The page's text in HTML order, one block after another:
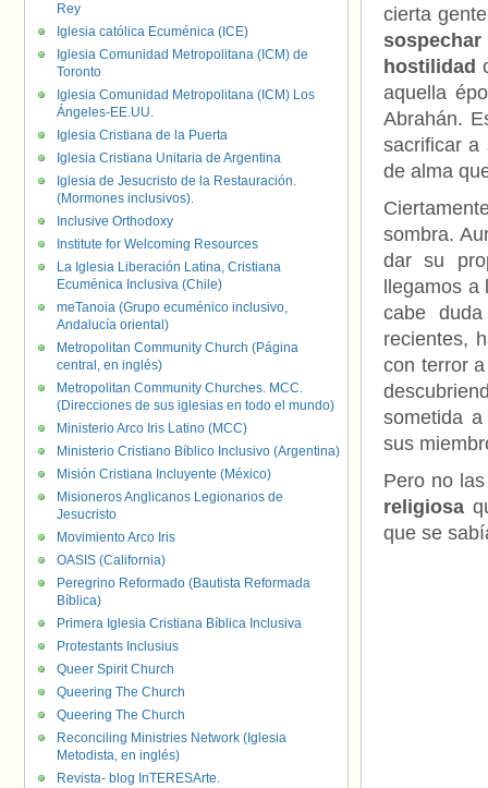
cierta
hostilidad
aquella
Abrahán.
sacrificar a
de alma
sombra.
dar su
llegamos
cabe
recientes,
con terror
sometida
sus
Pero no
religiosa
que se
Rey
Iglesia católica Ecuménica (ICE)
Iglesia Comunidad Metropolitana (ICM) de
Toronto
Iglesia Comunidad Metropolitana (ICM) Los
Ángeles-EE.UU.
Iglesia Cristiana de la Puerta
Iglesia Cristiana Unitaria de Argentina
Iglesia de Jesucristo de la Restauración.
(Mormones inclusivos).
Inclusive Orthodoxy
Institute for Welcoming Resources
La Iglesia Liberación Latina, Cristiana
Ecuménica Inclusiva (Chile)
meTanoia (Grupo ecuménico inclusivo,
Andalucía oriental)
Metropolitan Community Church (Página
central, en inglés)
Metropolitan Community Churches. MCC.
(Direcciones de sus iglesias en todo el mundo)
Ministerio Arco Iris Latino (MCC)
Ministerio Cristiano Bíblico Inclusivo (Argentina)
Misión Cristiana Incluyente (México)
Misioneros Anglicanos Legionarios de
Jesucristo
Movimiento Arco Iris
OASIS (California)
Peregrino Reformado (Bautista Reformada
Bíblica)
Primera Iglesia Cristiana Bíblica Inclusiva
Protestants Inclusius
Queer Spirit Church
Queering The Church
Queering The Church
Reconciling Ministries Network (Iglesia
Metodista, en inglés)
Revista- blog InTERESArte.